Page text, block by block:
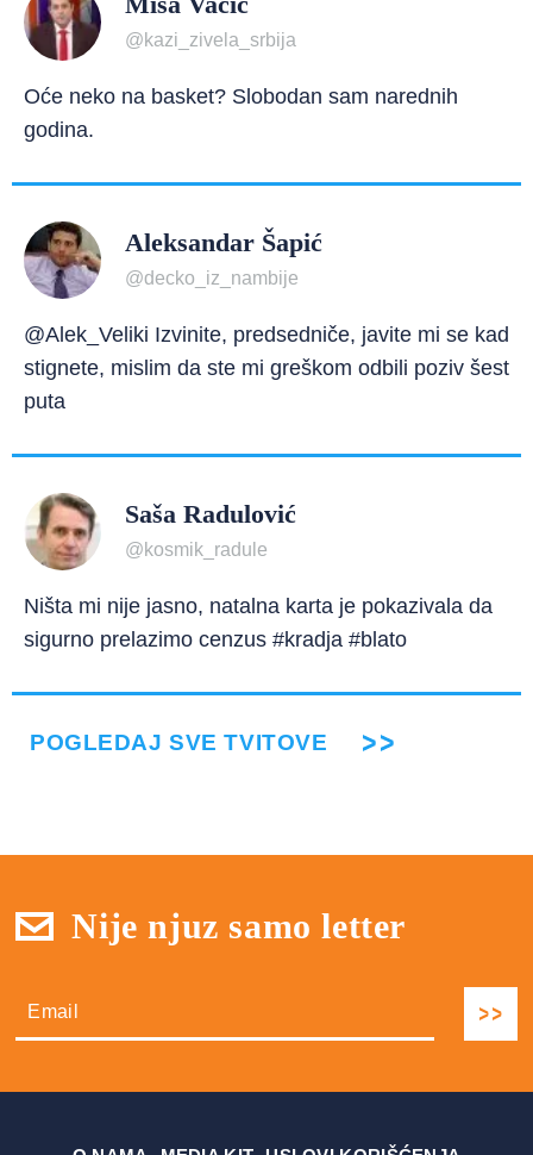
@kazi_zivela_srbija
Oće neko na basket? Slobodan sam narednih
godina.
Aleksandar Šapić
@decko_iz_nambije
@Alek_Veliki Izvinite, predsedniče, javite mi se kad
stignete, mislim da ste mi greškom odbili poziv šest
puta
Saša Radulović
@kosmik_radule
Ništa mi nije jasno, natalna karta je pokazivala da
sigurno prelazimo cenzus #kradja #blato
POGLEDAJ SVE TVITOVE
Nije njuz samo letter